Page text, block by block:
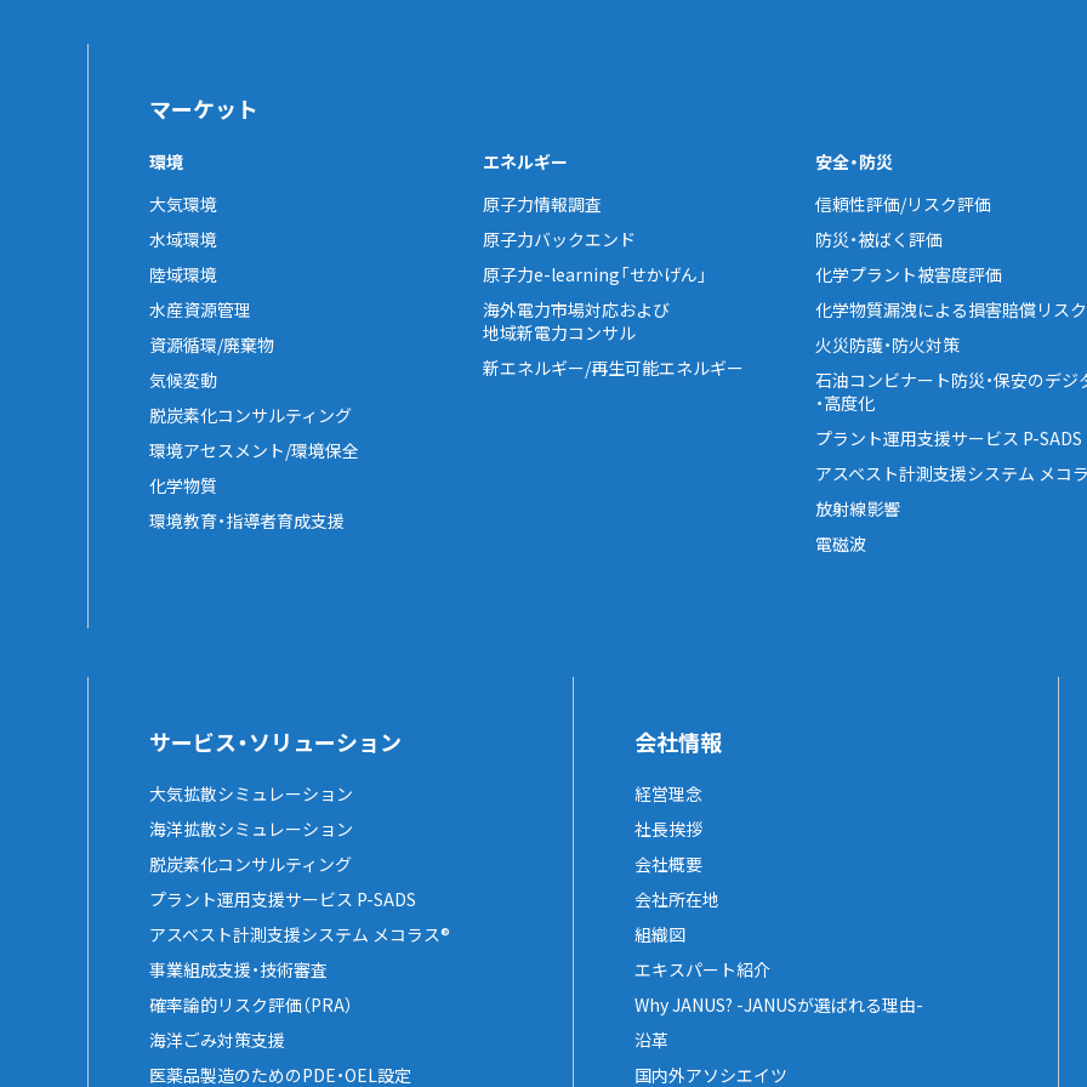
マーケット
環境
大気環境
水域環境
陸域環境
水産資源管理
資源循環/廃棄物
気候変動
脱炭素化コンサルティング
環境アセスメント/環境保全
化学物質
環境教育・指導者育成支援
エネルギー
原子力情報調査
原子力バックエンド
原子力e-learning「せかげん」
海外電力市場対応および
地域新電力コンサル
新エネルギー/再生可能エネルギー
安全・防災
信頼性評価/リスク評価
防災・被ばく評価
化学プラント被害度評価
化学物質漏洩による損害賠償リス
火災防護・防火対策
石油コンビナート防災・保安のデジ
・高度化
プラント運用支援サービス P-SADS
アスベスト計測支援システム メコ
放射線影響
電磁波
サービス・ソリューション
大気拡散シミュレーション
海洋拡散シミュレーション
脱炭素化コンサルティング
プラント運用支援サービス P-SADS
アスベスト計測支援システム メコラス®
事業組成支援・技術審査
確率論的リスク評価（PRA）
海洋ごみ対策支援
医薬品製造のためのPDE・OEL設定
会社情報
経営理念
社長挨拶
会社概要
会社所在地
組織図
エキスパート紹介
Why JANUS? -JANUSが選ばれる理由-
沿革
国内外アソシエイツ